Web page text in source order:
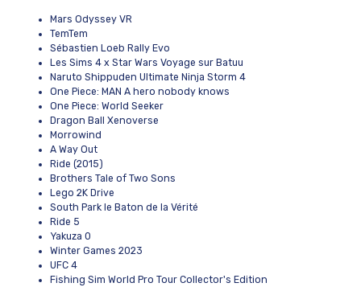
Mars Odyssey VR
TemTem
Sébastien Loeb Rally Evo
Les Sims 4 x Star Wars Voyage sur Batuu
Naruto Shippuden Ultimate Ninja Storm 4
One Piece: MAN A hero nobody knows
One Piece: World Seeker
Dragon Ball Xenoverse
Morrowind
A Way Out
Ride (2015)
Brothers Tale of Two Sons
Lego 2K Drive
South Park le Baton de la Vérité
Ride 5
Yakuza 0
Winter Games 2023
UFC 4
Fishing Sim World Pro Tour Collector's Edition